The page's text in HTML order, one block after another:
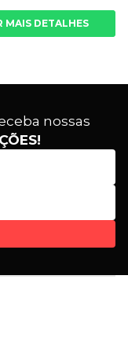
MAIS DETALHES
nossas